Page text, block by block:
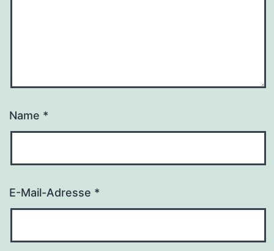
Name *
E-Mail-Adresse *